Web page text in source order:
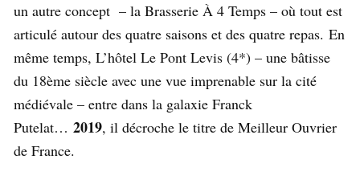
un autre concept – la Brasserie À 4 Temps – où tout est
articulé autour des quatre saisons et des quatre repas. En
même temps, L’hôtel Le Pont Levis (4*) – une bâtisse
du 18ème siècle avec une vue imprenable sur la cité
médiévale – entre dans la galaxie Franck
Putelat… 2019, il décroche le titre de Meilleur Ouvrier
de France.